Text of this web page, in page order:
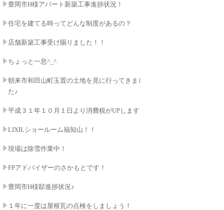
豊岡市H様アパート新築工事進捗状況！
住宅を建てる時ってどんな制度があるの？
店舗新築工事受け賜りました！！
ちょっと一息^_^
朝来市和田山町玉置の土地を見に行ってきまし
た♪
平成３１年１０月１日より消費税がUPします！
LIXILショールーム福知山！！
現場は除雪作業中！
FPアドバイザーのさかもとです！
豊岡市H様邸進捗状況♪
１年に一度は屋根瓦の点検をしましょう！